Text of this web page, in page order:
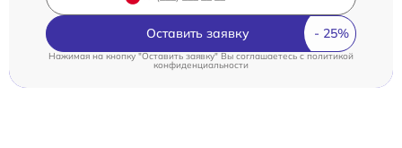
Оставить заявку
Нажимая на кнопку "Оставить заявку" Вы соглашаетесь cполитикой
конфиденциальности